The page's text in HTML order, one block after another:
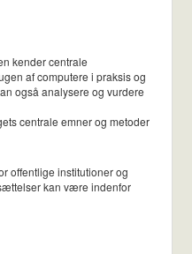
kender centrale
af computere i praksis og
også analysere og vurdere
centrale emner og metoder
offentlige institutioner og
kan være indenfor